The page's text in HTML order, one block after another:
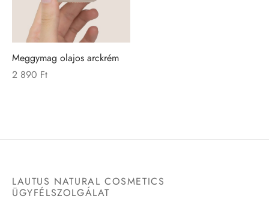
Meggymag olajos arckrém
2 890 Ft
LAUTUS NATURAL COSMETICS
ÜGYFÉLSZOLGÁLAT
és lábápolás
pattanásos bőrre